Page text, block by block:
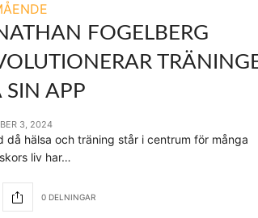
FOGELBERG
SIN APP
3, 2024
då hälsa och träning står i centrum för många
liv har…
0 DELNINGAR